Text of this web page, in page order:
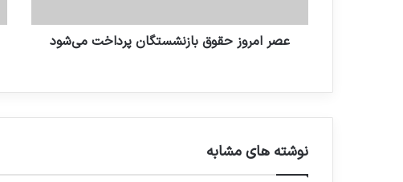
عصر امروز حقوق بازنشستگان پرداخت می‌شود
نوشته های مشابه